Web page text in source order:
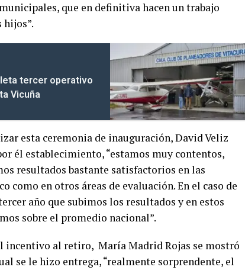
que en definitiva hacen un trabajo
hijos”.
tercer operativo
Vicuña
esta ceremonia de inauguración, David Veliz
él establecimiento, “estamos muy contentos,
resultados bastante satisfactorios en las
como en otros áreas de evaluación. En el caso de
año que subimos los resultados y en estos
sobre el promedio nacional”.
incentivo al retiro, María Madrid Rojas se mostró
se le hizo entrega, “realmente sorprendente, el